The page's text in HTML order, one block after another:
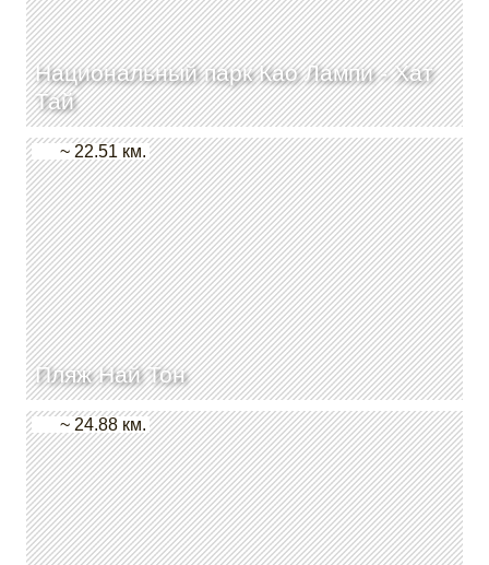
Национальный парк Као Лампи - Хат
Тай
Пляж Най Тон
~ 22.51 км.
~ 24.88 км.